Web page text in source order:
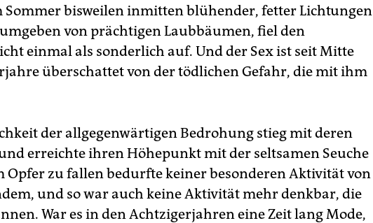
Sommer bisweilen inmitten blühender, fetter Lichtungen
von prächtigen Laubbäumen, fiel den
einmal als sonderlich auf. Und der Sex ist seit Mitte
überschattet von der tödlichen Gefahr, die mit ihm
der allgegenwärtigen Bedrohung stieg mit deren
erreichte ihren Höhepunkt mit der seltsamen Seuche
Opfer zu fallen bedurfte keiner besonderen Aktivität von
und so war auch keine Aktivität mehr denkbar, die
War es in den Achtzigerjahren eine Zeit lang Mode,